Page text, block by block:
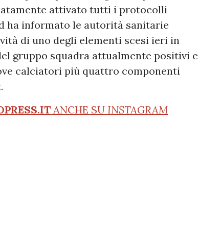
attivato tutti i protocolli
ha informato le autorità sanitarie
di uno degli elementi scesi ieri in
gruppo squadra attualmente positivi e
calciatori più quattro componenti
ANCHE SU INSTAGRAM